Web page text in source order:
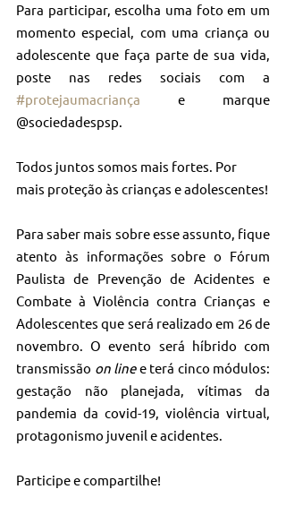
Para participar, escolha uma foto em um
momento especial, com uma criança ou
adolescente que faça parte de sua vida,
#protejaumacriança e marque
@sociedadespsp.
Todos juntos somos mais fortes. Por
mais proteção às crianças e adolescentes!
Para saber mais sobre esse assunto, fique
atento às informações sobre o Fórum
Paulista de Prevenção de Acidentes e
Combate à Violência contra Crianças e
Adolescentes que será realizado em 26 de
novembro. O evento será híbrido com
transmissão on line e terá cinco módulos:
gestação não planejada, vítimas da
pandemia da covid-19, violência virtual,
protagonismo juvenil e acidentes.
Participe e compartilhe!